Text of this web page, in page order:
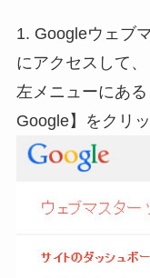
1. Googleウェブ
にアクセスして、
左メニューにあ
Google】をクリ